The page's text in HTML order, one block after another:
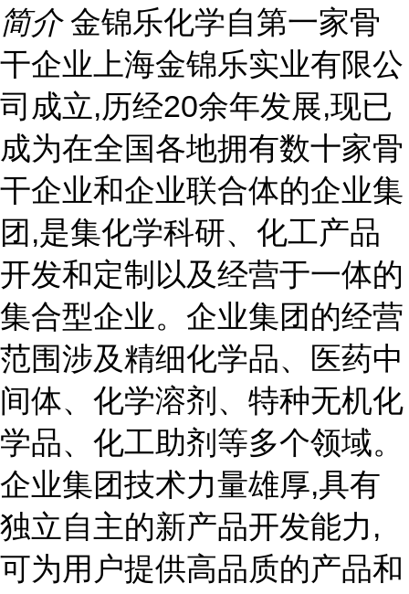
简介 金锦乐化学自第一家骨
干企业上海金锦乐实业有限公
司成立,历经20余年发展,现已
成为在全国各地拥有数十家骨
干企业和企业联合体的企业集
团,是集化学科研、化工产品
开发和定制以及经营于一体的
集合型企业。企业集团的经营
范围涉及精细化学品、医药中
间体、化学溶剂、特种无机化
学品、化工助剂等多个领域。
企业集团技术力量雄厚,具有
独立自主的新产品开发能力,
可为用户提供高品质的产品和